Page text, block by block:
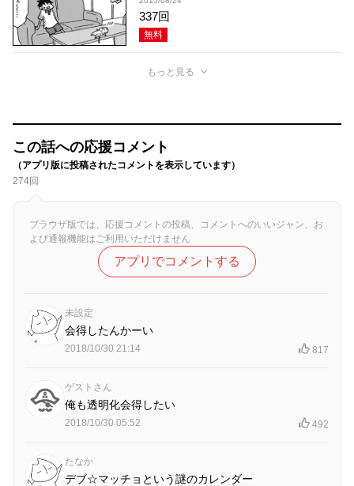
337回
無料
もっと見る
この話への応援コメント
（アプリ版に投稿されたコメントを表示しています）
274回
ブラウザ版では、応援コメントの投稿、コメントへのいいジャン、お
よび通報機能はご利用いただけません
アプリでコメントする
未設定
会得したんかーい
2018/10/30 21:14 817
ゲストさん
俺も透明化会得したい
2018/10/30 05:52 492
たなか
デブ☆マッチョという謎のカレンダー